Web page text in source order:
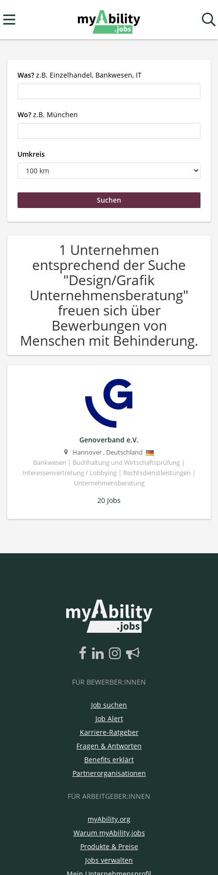
Was? z.B. Einzelhandel, Bankwesen, IT
Wo? z.B. München
Umkreis
1 Unternehmen
entsprechend der Suche
"Design/Grafik
Unternehmensberatung"
freuen sich über
Bewerbungen von
Menschen mit Behinderung.
Genoverband e.V.
Hannover, Deutschland
Bankwesen | Buchhaltung und Wirtschaftsprüfung |
Interessenvertretung / Lobbying | Rechtsdienstleistungen |
Unternehmensberatung
20 Jobs
FÜR BEWERBER:INNEN
Job suchen
Job Alert
Karriere-Ratgeber
Fragen & Antworten
Benefits erklärt
Partnerorganisationen
FÜR ARBEITGEBER:INNEN
myAbility.org
Warum myAbility.jobs
Produkte & Preise
Jobs verwalten